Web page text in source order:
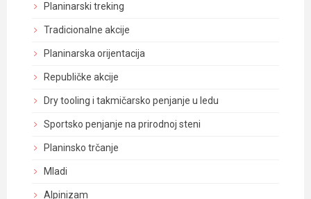
Planinarski treking
Tradicionalne akcije
Planinarska orijentacija
Republičke akcije
Dry tooling i takmičarsko penjanje u ledu
Sportsko penjanje na prirodnoj steni
Planinsko trčanje
Mladi
Alpinizam